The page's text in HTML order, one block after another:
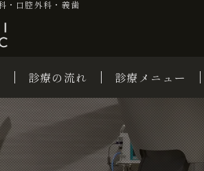
・口腔外科・義歯
診療の流れ 診療メニュー